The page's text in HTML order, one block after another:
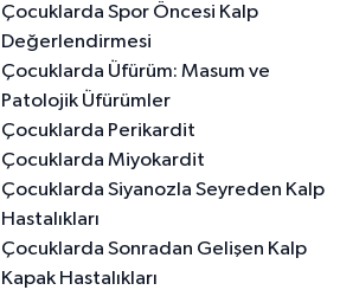
Çocuklarda Spor Öncesi Kalp
Değerlendirmesi
Çocuklarda Üfürüm: Masum ve
Patolojik Üfürümler
Çocuklarda Perikardit
Çocuklarda Miyokardit
Çocuklarda Siyanozla Seyreden Kalp
Hastalıkları
Çocuklarda Sonradan Gelişen Kalp
Kapak Hastalıkları